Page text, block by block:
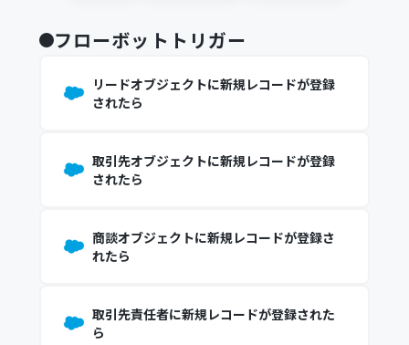
フローボットトリガー
リードオブジェクトに新規レコードが登録
されたら
取引先オブジェクトに新規レコードが登録
されたら
商談オブジェクトに新規レコードが登録さ
れたら
取引先責任者に新規レコードが登録された
ら